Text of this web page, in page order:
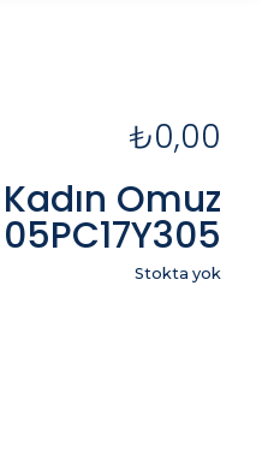
₺0,00
Omuz
Stokta yok